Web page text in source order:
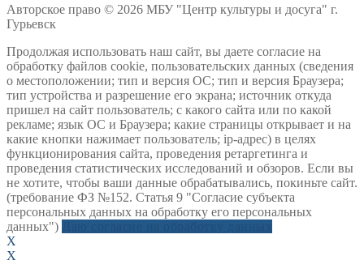
Авторское право © 2026 МБУ "Центр культуры и досуга" г.
Гурьевск
Продолжая использовать наш сайт, вы даете согласие на
обработку файлов cookie, пользовательских данных (сведения
о местоположении; тип и версия ОС; тип и версия Браузера;
тип устройства и разрешение его экрана; источник откуда
пришел на сайт пользователь; с какого сайта или по какой
рекламе; язык ОС и Браузера; какие страницы открывает и на
какие кнопки нажимает пользователь; ip-адрес) в целях
функционирования сайта, проведения ретаргетинга и
проведения статистических исследований и обзоров. Если вы
не хотите, чтобы ваши данные обрабатывались, покиньте сайт.
(требование ФЗ №152. Статья 9 "Согласие субъекта
персональных данных на обработку его персональных
данных")
X
X